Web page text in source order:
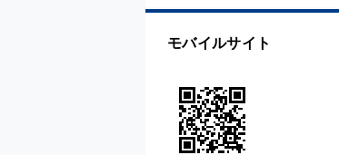
モバイルサイト